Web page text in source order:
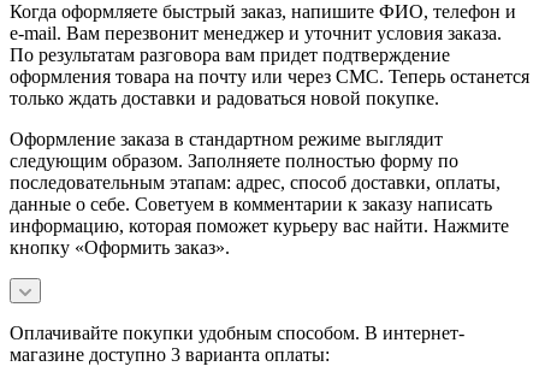
Когда оформляете быстрый заказ, напишите ФИО, телефон и
e-mail. Вам перезвонит менеджер и уточнит условия заказа.
По результатам разговора вам придет подтверждение
оформления товара на почту или через СМС. Теперь останется
только ждать доставки и радоваться новой покупке.
Оформление заказа в стандартном режиме выглядит
следующим образом. Заполняете полностью форму по
последовательным этапам: адрес, способ доставки, оплаты,
данные о себе. Советуем в комментарии к заказу написать
информацию, которая поможет курьеру вас найти. Нажмите
кнопку «Оформить заказ».
Оплачивайте покупки удобным способом. В интернет-
магазине доступно 3 варианта оплаты: